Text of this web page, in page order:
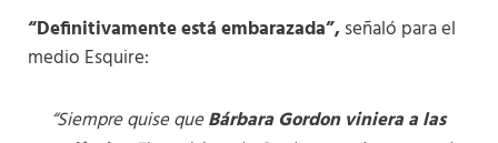
“Definitivamente está embarazada”, señaló para el
medio Esquire:
“Siempre quise queBárbara Gordon viniera a las